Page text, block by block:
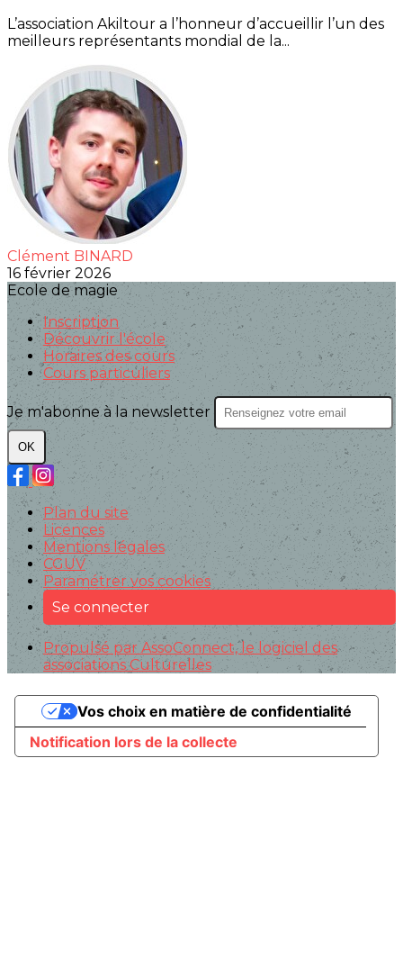
L’association Akiltour a l’honneur d’accueillir l’un des
meilleurs représentants mondial de la...
Clément BINARD
16 février 2026
Ecole de magie
Inscription
Découvrir l'école
Horaires des cours
Cours particuliers
Je m'abonne à la newsletter
OK
Plan du site
Licences
Mentions légales
CGUV
Paramétrer vos cookies
Se connecter
Propulsé par AssoConnect, le logiciel des
associations Culturelles
Notification lors de la collecte
Vos choix en matière de confidentialité